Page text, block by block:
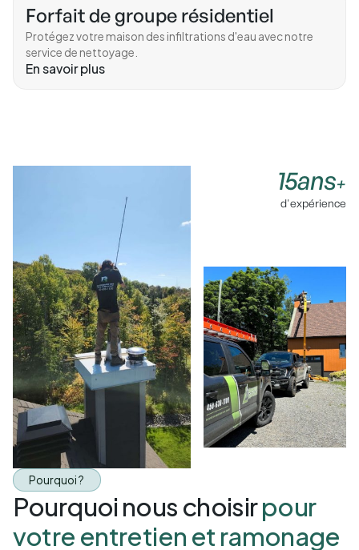
Forfait de groupe résidentiel
Protégez votre maison des infiltrations d'eau avec notre
service de nettoyage.
En savoir plus
15ans+
d'expérience
Pourquoi ?
Pourquoi nous choisirpour
votre entretien et ramonage